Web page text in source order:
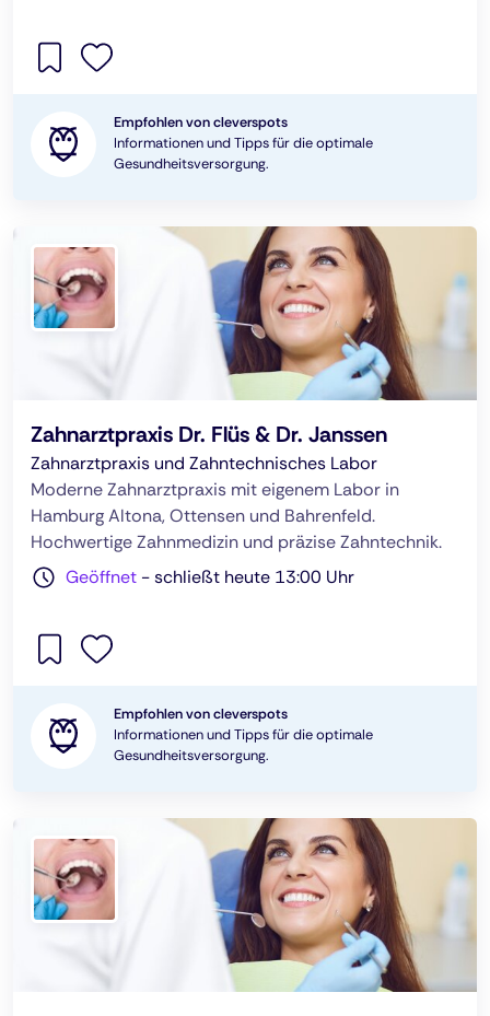
Empfohlen von cleverspots
Informationen und Tipps für die optimale
Gesundheitsversorgung.
Zahnarztpraxis Dr. Flüs & Dr. Janssen
Zahnarztpraxis und Zahntechnisches Labor
Moderne Zahnarztpraxis mit eigenem Labor in
Hamburg Altona, Ottensen und Bahrenfeld.
Hochwertige Zahnmedizin und präzise Zahntechnik.
Geöffnet -schließt heute 13:00 Uhr
Empfohlen von cleverspots
Informationen und Tipps für die optimale
Gesundheitsversorgung.